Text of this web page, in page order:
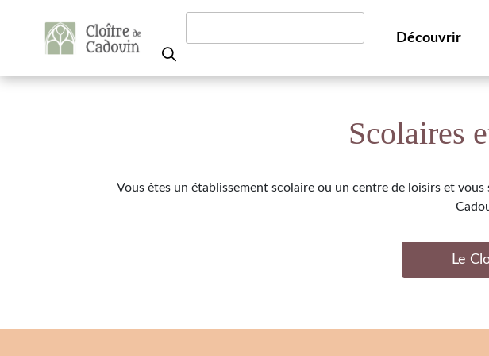
Découvrir
Scolaires
Vous êtes un établissement scolaire ou un centre de loisirs et
Le